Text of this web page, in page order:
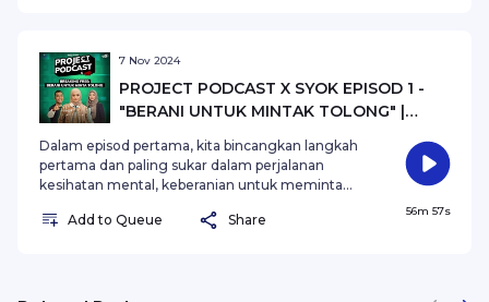
7 Nov 2024
PROJECT PODCAST X SYOK EPISOD 1 -
"BERANI UNTUK MINTAK TOLONG" |
Dalam episod pertama, kita bincangkan langkah
pertama dan paling sukar dalam perjalanan
kesihatan mental, keberanian untuk meminta
dilihat sebagai tanda kelemahan? Jom kita
Add to Queue Share
56m 57s